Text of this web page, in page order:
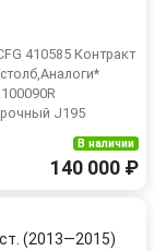
410585 Контракт
J195
В наличии
140 000 ₽
(2013—2015)